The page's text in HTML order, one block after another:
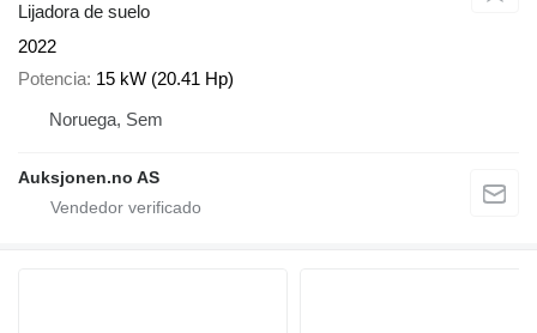
Lijadora de suelo
2022
Potencia 15 kW (20.41 Hp)
Noruega, Sem
Auksjonen.no AS